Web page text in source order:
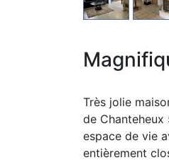
Très jolie
de
espace de vie
entièrement